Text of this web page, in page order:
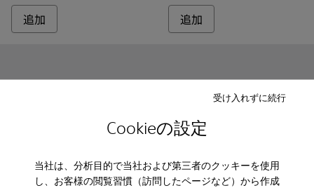
Cookieの設定
当社は、分析目的で当社および第三者のクッキーを使用
し、お客様の閲覧習慣（訪問したページなど）から作成
受け入れずに続行
追加 追加